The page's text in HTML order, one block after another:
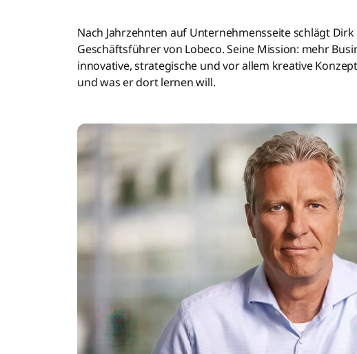
Nach Jahrzehnten auf Unternehmensseite schlägt
Geschäftsführer von Lobeco. Seine Mission: mehr
innovative, strategische und vor allem kreative
und was er dort lernen will.